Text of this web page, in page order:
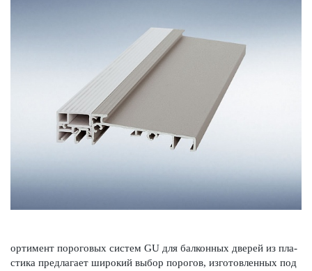
ортимент пор­оговых систем GU для балконных дверей из пла­
стика предлагает широкий выбор пор­огов, изготов­ленных под